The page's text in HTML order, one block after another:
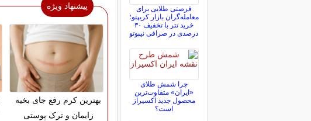
پیشنهاد ویژه
بهترین کرم رفع جای بخیه
زایمان و ترک پوستی
فرصتی طلایی برای
معامله‌گران بازار کریپتو؛
خرید تتر با تخفیف ۳۰
درصدی در صرافی نیپوتو
چرا شمش طلای
«ایران» متفاوت‌ترین
محصول جدید اکسیراز
است؟